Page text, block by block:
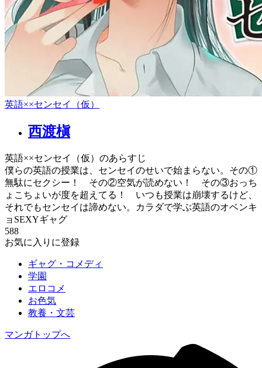
英語××センセイ（仮）
西渡槇
英語××センセイ（仮）のあらすじ
僕らの英語の授業は、センセイのせいで始まらない。その①
無駄にセクシー！ その②空気が読めない！ その③おっち
ょこちょいが度を超えてる！ いつも授業は崩壊するけど、
それでもセンセイは諦めない。カラダで学ぶ英語のオベンキ
ョSEXYギャグ
588
お気に入りに登録
ギャグ・コメディ
学園
エロコメ
お色気
教養・文芸
マンガトップへ